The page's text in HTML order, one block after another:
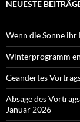
NEUESTE
Wenn die Sonne
Winterprogramm
Geändertes
Absage des
Januar 2026